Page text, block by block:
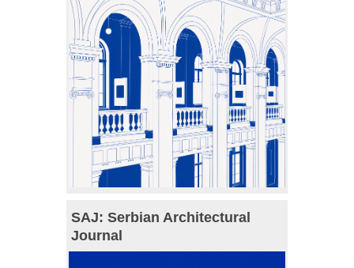
SAJ: Serbian Architectural
Journal